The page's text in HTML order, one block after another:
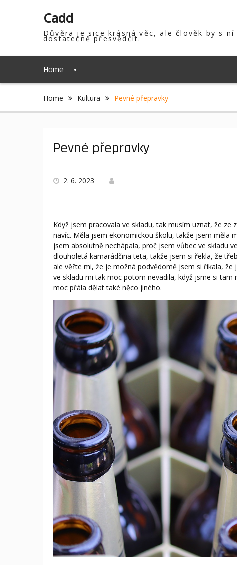
Cadd
Důvěra je sice krásná věc, ale člověk by s
dostatečně přesvědčit.
Home
Home Kultura Pevné přepravky
Pevné přepravky
2. 6. 2023
Když jsem pracovala ve skladu, tak musím uznat, že
navíc. Měla jsem ekonomickou školu, takže jsem měla
jsem absolutně nechápala, proč jsem vůbec ve skladu
dlouholetá kamarádčina teta, takže jsem si řekla, že
ale věřte mi, že je možná podvědomě jsem si říkala,
ve skladu mi tak moc potom nevadila, když jsme si
moc přála dělat také něco jiného.